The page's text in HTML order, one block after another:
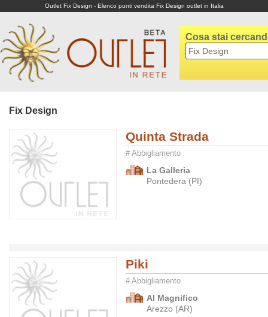
Outlet Fix Design - Elenco punti vendita Fix Design outlet in Italia
Cosa stai
Fix Design
Quinta Strada
# Abbigliamento
La Galleria
Pontedera (PI)
Piki
# Abbigliamento
Al Magnifico
Arezzo (AR)